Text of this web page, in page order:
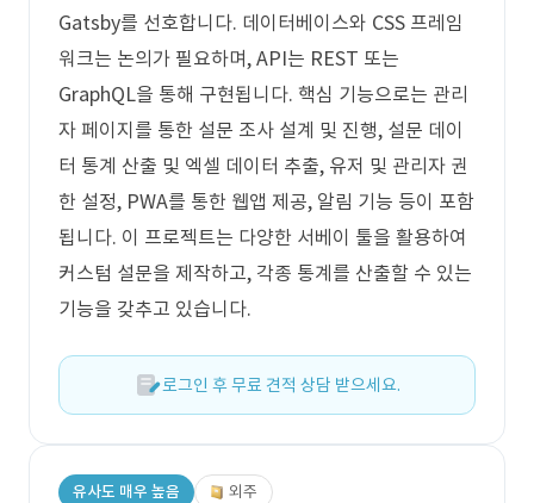
Gatsby를 선호합니다. 데이터베이스와 CSS 프레임
워크는 논의가 필요하며, API는 REST 또는
GraphQL을 통해 구현됩니다. 핵심 기능으로는 관리
자 페이지를 통한 설문 조사 설계 및 진행, 설문 데이
터 통계 산출 및 엑셀 데이터 추출, 유저 및 관리자 권
한 설정, PWA를 통한 웹앱 제공, 알림 기능 등이 포함
됩니다. 이 프로젝트는 다양한 서베이 툴을 활용하여
커스텀 설문을 제작하고, 각종 통계를 산출할 수 있는
기능을 갖추고 있습니다.
로그인 후 무료 견적 상담 받으세요.
유사도 매우 높음 외주